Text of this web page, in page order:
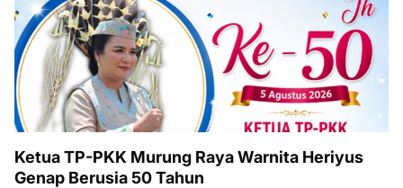
Ketua TP-PKK Murung Raya Warnita Heriyus
Genap Berusia 50 Tahun